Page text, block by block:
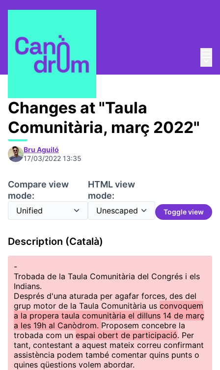
Taula Comunitària / 📅 Trobades
Changes at "Taula
Comunitària, març 2022"
Bru Aguiló
17/03/2022 13:35
Compare view
mode:
HTML view
mode:
Toggle view
Description (Català)
-
Trobada de la Taula Comunitària del Congrés i els
Indians.
Després d'una aturada per agafar forces, des del
grup motor de la Taula Comunitària us convoquem
a la propera taula comunitària el dilluns 14 de març
a les 19h al Canòdrom. Proposem concebre la
trobada com un espai obert de participació. Per
tant, contestant a aquest mateix correu confirmant
assistència podem també comentar quins punts o
quines qüestions volem abordar.